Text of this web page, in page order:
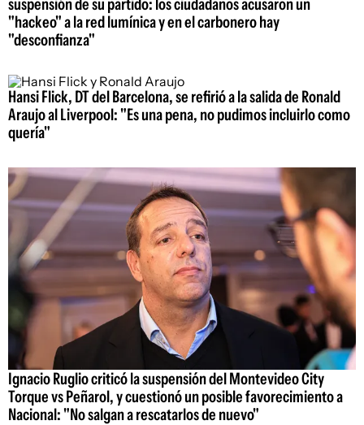
suspensión de su partido: los ciudadanos acusaron un
"hackeo" a la red lumínica y en el carbonero hay
"desconfianza"
Hansi Flick, DT del Barcelona, se refirió a la salida de Ronald
Araujo al Liverpool: "Es una pena, no pudimos incluirlo como
quería"
Ignacio Ruglio criticó la suspensión del Montevideo City
Torque vs Peñarol, y cuestionó un posible favorecimiento a
Nacional: "No salgan a rescatarlos de nuevo"